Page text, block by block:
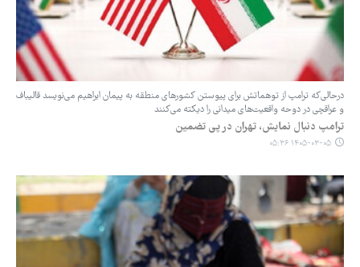
درحالی‌که ترامپ از توهماتش برای پیوستن کشورهای منطقه به پیمان ابراهیم می‌نویسد قالیباف
و عراقچی در دوحه واقعیت‌های میدانی را دیکته می‌کنند
ترامپ دنبال نمایش، تهران در پی تضمین
۱۴۰۵-۰۳-۰۵ ۰۵:۳۶